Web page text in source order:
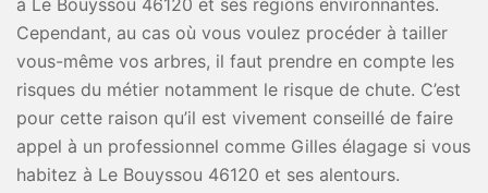
à Le Bouyssou 46120 et ses régions environnantes.
Cependant, au cas où vous voulez procéder à tailler
vous-même vos arbres, il faut prendre en compte les
risques du métier notamment le risque de chute. C’est
pour cette raison qu’il est vivement conseillé de faire
appel à un professionnel comme Gilles élagage si vous
habitez à Le Bouyssou 46120 et ses alentours.